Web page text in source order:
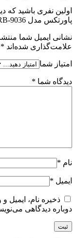
اولین نفری باشید که
پاورتکس مدل PPT-RB-9036”
نشانی ایمیل شما
علامت‌گذاری شده‌اند *
امتیاز شما
دیدگاه شما *
نام *
ایمیل *
ذخیره نام، ایمیل
دوباره دیدگاهی